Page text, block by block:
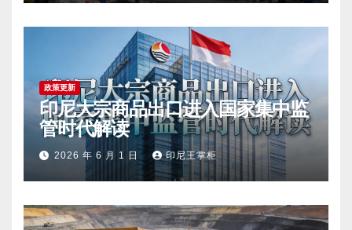
政策更新
印尼大宗商品出口进入国家集中监
管时代解读
2026 年 6 月 1 日 印尼王掌柜